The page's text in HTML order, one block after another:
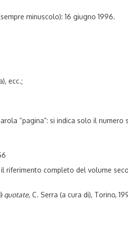
minuscolo): 16 giugno 1996.
ecc.;
“pagina”: si indica solo il
riferimento completo del volume
quotate, C. Serra (a cura di), Torino,